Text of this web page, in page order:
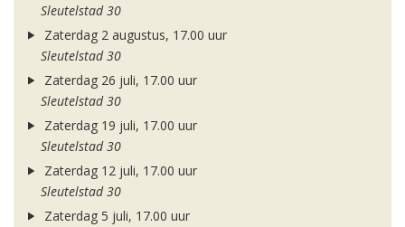
Sleutelstad 30
Zaterdag 2 augustus, 17.00 uur
Sleutelstad 30
Zaterdag 26 juli, 17.00 uur
Sleutelstad 30
Zaterdag 19 juli, 17.00 uur
Sleutelstad 30
Zaterdag 12 juli, 17.00 uur
Sleutelstad 30
Zaterdag 5 juli, 17.00 uur